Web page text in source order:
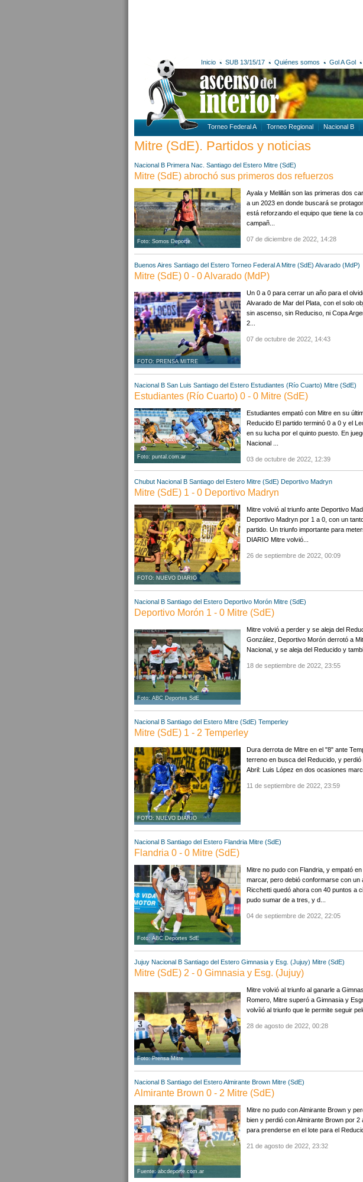
Inicio SUB 13/15/17 Quiénes somos Gol A Gol
Torneo Federal A Torneo Regional Nacional B
Mitre (SdE). Partidos y noticias
Nacional B Primera Nac. Santiago del Estero Mitre (SdE)
Mitre (SdE) abrochó sus primeros dos refuerzos
Foto: Somos Deporte.
Ayala y Melillán son las primeras dos
a un 2023 en donde buscará se
está reforzando el equipo que tiene la
campañ...
07 de diciembre de 2022, 14:28
Buenos Aires Santiago del Estero Torneo Federal A Mitre (SdE) Alvarado (MdP)
Mitre (SdE) 0 - 0 Alvarado (MdP)
FOTO: PRENSA MITRE
Un 0 a 0 para cerrar un año para el
Alvarado de Mar del Plata, con el solo
sin ascenso, sin Reduciso, ni Copa
2...
07 de octubre de 2022, 14:43
Nacional B San Luis Santiago del Estero Estudiantes (Río Cuarto) Mitre (SdE)
Estudiantes (Río Cuarto) 0 - 0 Mitre (SdE)
Foto: puntal.com.ar
Estudiantes empató con Mitre en su
Reducido El partido terminó 0 a 0 y el
en su lucha por el quinto puesto. En
Nacional ...
03 de octubre de 2022, 12:39
Chubut Nacional B Santiago del Estero Mitre (SdE) Deportivo Madryn
Mitre (SdE) 1 - 0 Deportivo Madryn
FOTO: NUEVO DIARIO
Mitre volvió al triunfo ante Deportivo
Deportivo Madryn por 1 a 0, con un
partido. Un triunfo importante para
DIARIO Mitre volvió...
26 de septiembre de 2022, 00:09
Nacional B Santiago del Estero Deportivo Morón Mitre (SdE)
Deportivo Morón 1 - 0 Mitre (SdE)
Foto: ABC Deportes SdE
Mitre volvió a perder y se aleja del
González, Deportivo Morón derrotó a
Nacional, y se aleja del Reducido y
18 de septiembre de 2022, 23:55
Nacional B Santiago del Estero Mitre (SdE) Temperley
Mitre (SdE) 1 - 2 Temperley
FOTO: NUEVO DIARIO
Dura derrota de Mitre en el "8" ante
terreno en busca del Reducido, y
Abril: Luis López en dos ocasiones
11 de septiembre de 2022, 23:59
Nacional B Santiago del Estero Flandria Mitre (SdE)
Flandria 0 - 0 Mitre (SdE)
Foto: ABC Deportes SdE
Mitre no pudo con Flandria, y empató
marcar, pero debió conformarse con un
Ricchetti quedó ahora con 40 puntos a
pudo sumar de a tres, y d...
04 de septiembre de 2022, 22:05
Jujuy Nacional B Santiago del Estero Gimnasia y Esg. (Jujuy) Mitre (SdE)
Mitre (SdE) 2 - 0 Gimnasia y Esg. (Jujuy)
Foto: Prensa Mitre
Mitre volvió al triunfo al ganarle a
Romero, Mitre superó a Gimnasia y
volvíió al triunfo que le permite seguir
28 de agosto de 2022, 00:28
Nacional B Santiago del EsteroAlmirante Brown Mitre (SdE)
Almirante Brown 0 - 2 Mitre (SdE)
Fuente: abcdeporte.com.ar
Mitre no pudo con Almirante Brown y
bien y perdió con Almirante Brown por
para prenderse en el lote para el
21 de agosto de 2022, 23:32